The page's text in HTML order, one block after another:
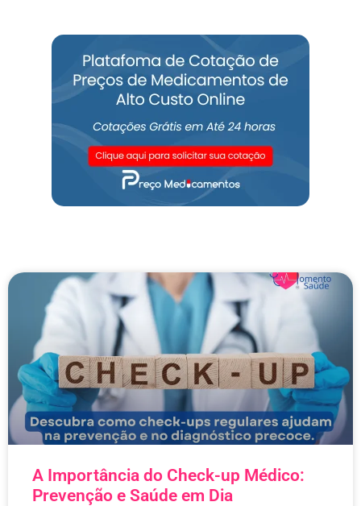
A Importância do Check-up Médico:
Prevenção e Saúde em Dia